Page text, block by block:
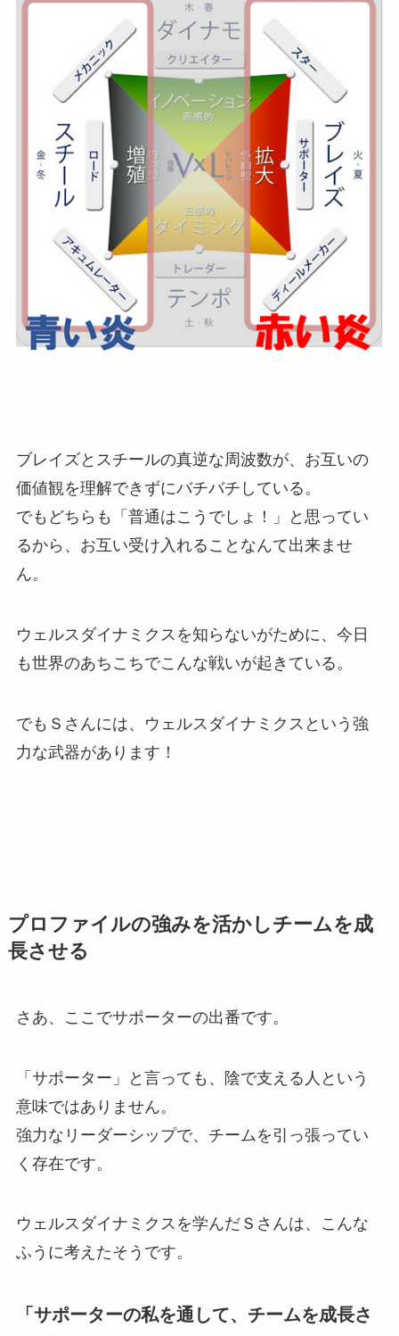
ブレイズとスチールの真逆な周波数が、お互いの
価値観を理解できずにバチバチしている。
でもどちらも「普通はこうでしょ！」と思ってい
るから、お互い受け入れることなんて出来ませ
ん。
ウェルスダイナミクスを知らないがために、今日
も世界のあちこちでこんな戦いが起きている。
でもＳさんには、ウェルスダイナミクスという強
力な武器があります！
プロファイルの強みを活かしチームを成
長させる
さあ、ここでサポーターの出番です。
「サポーター」と言っても、陰で支える人という
意味ではありません。
強力なリーダーシップで、チームを引っ張ってい
く存在です。
ウェルスダイナミクスを学んだＳさんは、こんな
ふうに考えたそうです。
「サポーターの私を通して、チームを成長さ